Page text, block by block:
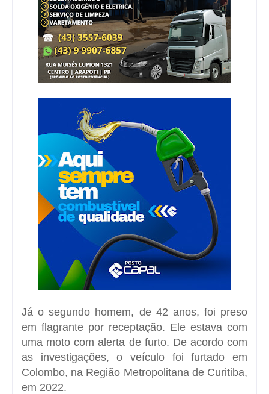
Já o segundo homem, de 42 anos, foi preso
em flagrante por receptação. Ele estava com
uma moto com alerta de furto. De acordo com
as investigações, o veículo foi furtado em
Colombo, na Região Metropolitana de Curitiba,
em 2022.